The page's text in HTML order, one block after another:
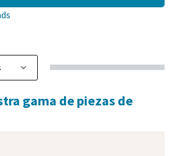
gama de piezas de